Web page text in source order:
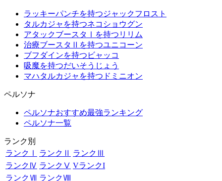
ラッキーパンチを持つジャックフロスト
タルカジャを持つネコショウグン
アタックブースタⅠを持つリリム
治療ブースタⅡを持つユニコーン
ブフダインを持つビャッコ
吸魔を持つだいそうじょう
マハタルカジャを持つドミニオン
ペルソナ
ペルソナおすすめ最強ランキング
ペルソナ一覧
ランク別
ランクⅠ
ランクⅡ ランクⅢ
ランクⅣ ランクⅤ VランクI
ランクⅦ ランクⅧ